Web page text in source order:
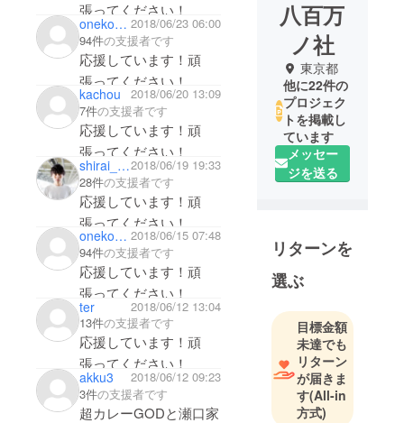
張ってください！
onekosama 2018/06/23 06:00
94件の支援者です
応援しています！頑
張ってください！
kachou
2018/06/20 13:09
7件の支援者です
応援しています！頑
張ってください！
shirai_hibiki2018/06/19 19:33
28件の支援者です
応援しています！頑
張ってください！
onekosama 2018/06/15 07:48
94件の支援者です
応援しています！頑
張ってください！
ter
2018/06/12 13:04
13件の支援者です
応援しています！頑
張ってください！
akku3
2018/06/12 09:23
3件の支援者です
超カレーGODと瀬口家
八百万
ノ社
東京都
他に22件の
プロジェク
トを掲載し
ています
メッセー
ジを送る
リターンを
選ぶ
目標金額
未達でも
リターン
が届きま
す(All-in
方式)